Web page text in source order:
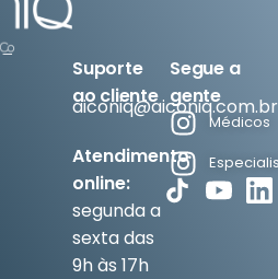
Suporte
ao cliente
aiconiq@aiconiq.com.br
Atendimento
online:
segunda a
sexta das
9h às 17h
Segue a
gente
Médicos